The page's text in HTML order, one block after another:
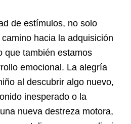
de estímulos, no solo
hacia la adquisición
que también estamos
emocional. La alegría
al descubrir algo nuevo,
inesperado o la
nueva destreza motora,